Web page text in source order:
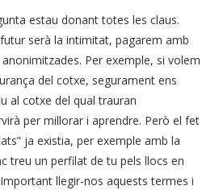
estau donant totes les claus.
futur serà la intimitat, pagarem amb
Per exemple, si volem
del cotxe, segurament ens
al cotxe del qual trauran
per millorar i aprendre. Però el fet
ja existia, per exemple amb la
treu un perfilat de tu pels llocs en
llegir-nos aquests termes i